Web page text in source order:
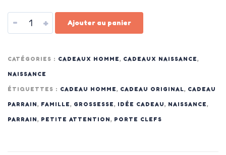
- + Ajouter au panier
CATÉGORIES : CADEAUX HOMME, CADEAUX NAISSANCE,
NAISSANCE
ÉTIQUETTES : CADEAU HOMME, CADEAU ORIGINAL, CADEAU
PARRAIN, FAMILLE, GROSSESSE, IDÉE CADEAU, NAISSANCE,
PARRAIN, PETITE ATTENTION, PORTE CLEFS